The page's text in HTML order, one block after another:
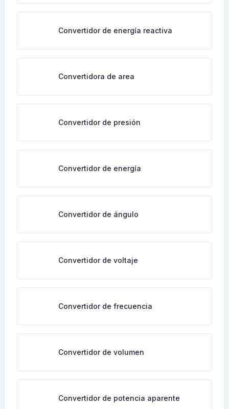
Convertidor de energía reactiva
Convertidora de area
Convertidor de presión
Convertidor de energía
Convertidor de ángulo
Convertidor de voltaje
Convertidor de frecuencia
Convertidor de volumen
Convertidor de potencia aparente